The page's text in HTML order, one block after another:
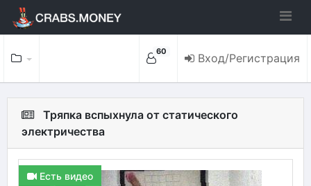
60 Вход/Регистрация
Тряпка вспыхнула от статического
электричества
Есть видео